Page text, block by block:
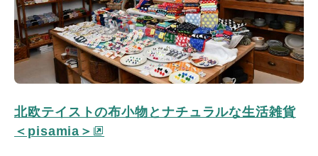
北欧テイストの布小物とナチュラルな生活雑貨
＜pisamia＞